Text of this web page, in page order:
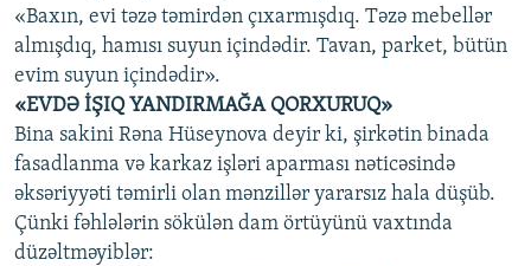
AZADLIQRADIOSU MOBIL TELEFONUNUZDA
BIZIMLƏ ƏLAQƏ
XƏBƏR BÜLLETENLƏRIMIZ
RFE/RL-in bütün saytları
«Baxın, evi təzə təmirdən çıxarmışdıq. Təzə mebellər
almışdıq, hamısı suyun içindədir. Tavan, parket, bütün
evim suyun içindədir».
«EVDƏ İŞIQ YANDIRMAĞA QORXURUQ»
Bina sakini Rəna Hüseynova deyir ki, şirkətin binada
fasadlanma və karkaz işləri aparması nəticəsində
əksəriyyəti təmirli olan mənzillər yararsız hala düşüb.
Çünki fəhlələrin sökülən dam örtüyünü vaxtında
düzəltməyiblər: